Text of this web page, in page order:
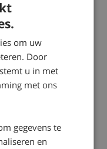
Martini Ziekenhuis
geïntroduceerd: de
Dat is dan de
drinkt en
de veiligheid
barbecuevooraf
die onnodige
om uw
Door
u in met
met ons
gegevens te
en